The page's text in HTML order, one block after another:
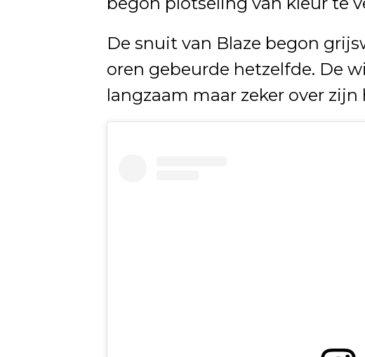
De snuit van Blaze begon
oren gebeurde hetzelfde. De
langzaam maar zeker over zijn